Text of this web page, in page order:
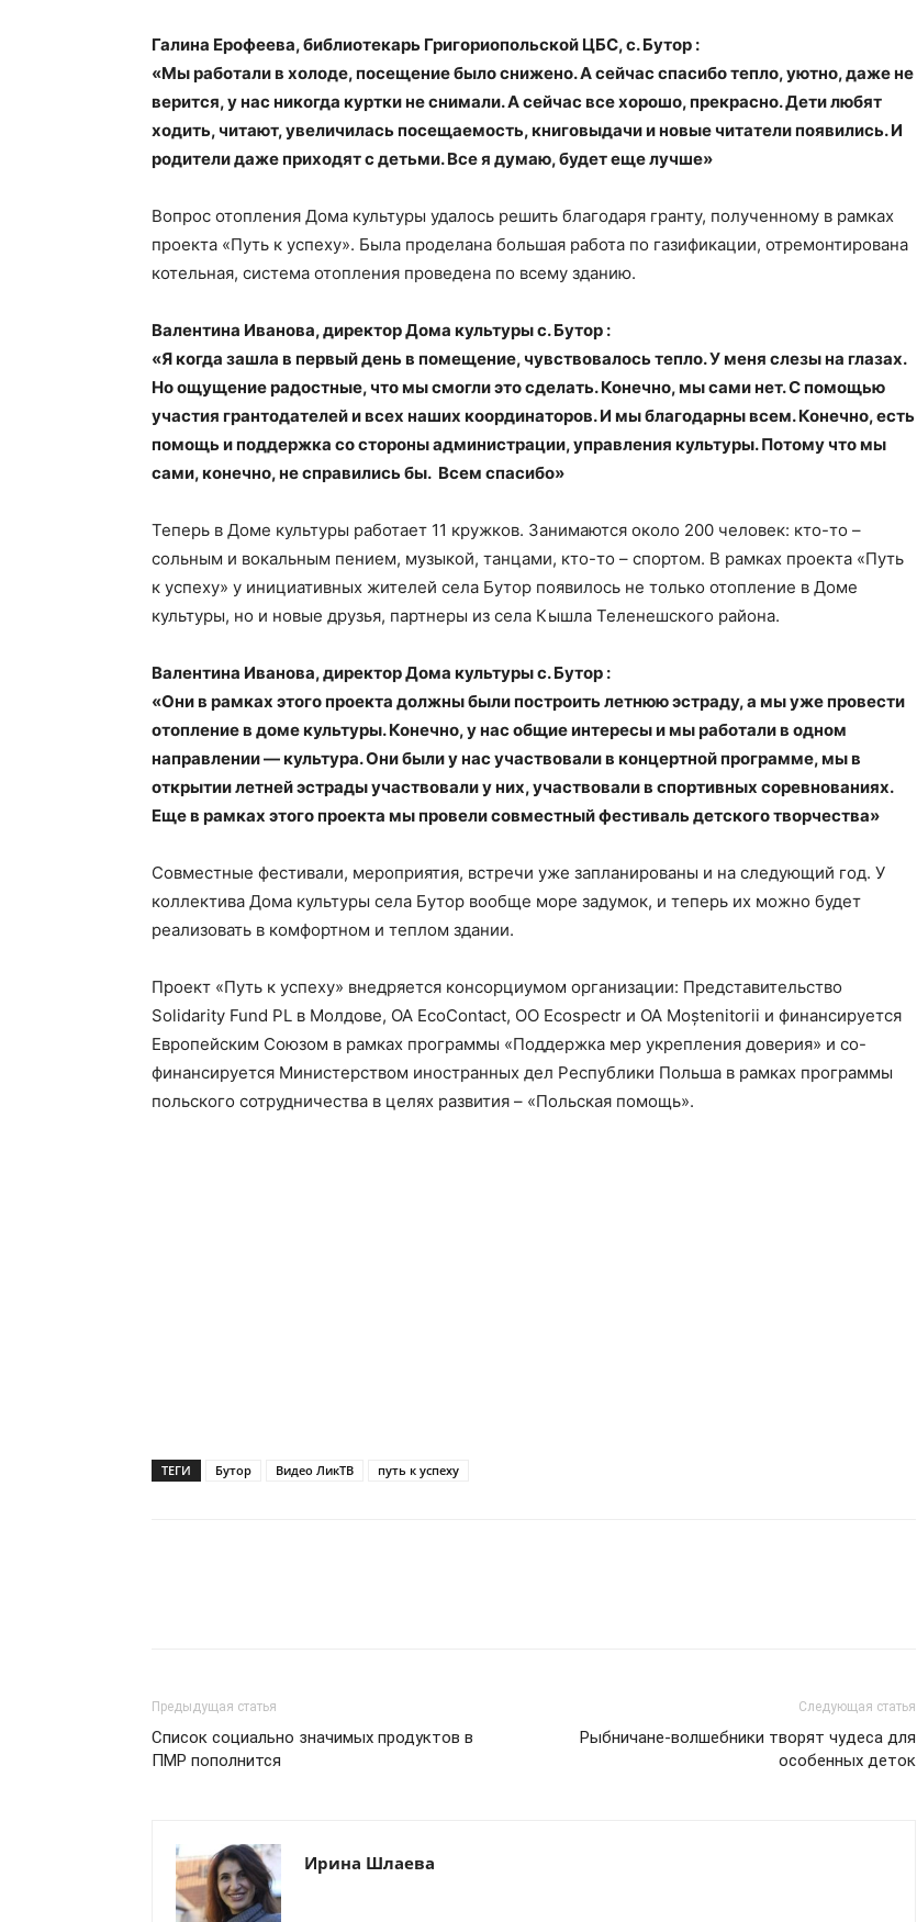
Галина Ерофеева, библиотекарь Григориопольской ЦБС, с. Бутор :
«Мы работали в холоде, посещение было снижено. А сейчас спасибо тепло, уютно, даже не
верится, у нас никогда куртки не снимали. А сейчас все хорошо, прекрасно. Дети любят
ходить, читают, увеличилась посещаемость, книговыдачи и новые читатели появились. И
родители даже приходят с детьми. Все я думаю, будет еще лучше»
Вопрос отопления Дома культуры удалось решить благодаря гранту, полученному в рамках
проекта «Путь к успеху». Была проделана большая работа по газификации, отремонтирована
котельная, система отопления проведена по всему зданию.
Валентина Иванова, директор Дома культуры с. Бутор :
«Я когда зашла в первый день в помещение, чувствовалось тепло. У меня слезы на глазах.
Но ощущение радостные, что мы смогли это сделать. Конечно, мы сами нет. С помощью
участия грантодателей и всех наших координаторов. И мы благодарны всем. Конечно, есть
помощь и поддержка со стороны администрации, управления культуры. Потому что мы
сами, конечно, не справились бы. Всем спасибо»
Теперь в Доме культуры работает 11 кружков. Занимаются около 200 человек: кто-то –
сольным и вокальным пением, музыкой, танцами, кто-то – спортом. В рамках проекта «Путь
к успеху» у инициативных жителей села Бутор появилось не только отопление в Доме
культуры, но и новые друзья, партнеры из села Кышла Теленешского района.
Валентина Иванова, директор Дома культуры с. Бутор :
«Они в рамках этого проекта должны были построить летнюю эстраду, а мы уже провести
отопление в доме культуры. Конечно, у нас общие интересы и мы работали в одном
направлении — культура. Они были у нас участвовали в концертной программе, мы в
открытии летней эстрады участвовали у них, участвовали в спортивных соревнованиях.
Еще в рамках этого проекта мы провели совместный фестиваль детского творчества»
Совместные фестивали, мероприятия, встречи уже запланированы и на следующий год. У
коллектива Дома культуры села Бутор вообще море задумок, и теперь их можно будет
реализовать в комфортном и теплом здании.
Проект «Путь к успеху» внедряется консорциумом организации: Представительство
Solidarity Fund PL в Молдове, ОА EcoContact, ОО Ecospectr и ОА Moștenitorii и финансируется
Европейским Союзом в рамках программы «Поддержка мер укрепления доверия» и со-
финансируется Министерством иностранных дел Республики Польша в рамках программы
польского сотрудничества в целях развития – «Польская помощь».
ТЕГИ Бутор Видео ЛикТВ путь к успеху
Предыдущая статья
Список социально значимых продуктов в
ПМР пополнится
Следующая статья
Рыбничане-волшебники творят чудеса для
особенных деток
Ирина Шлаева